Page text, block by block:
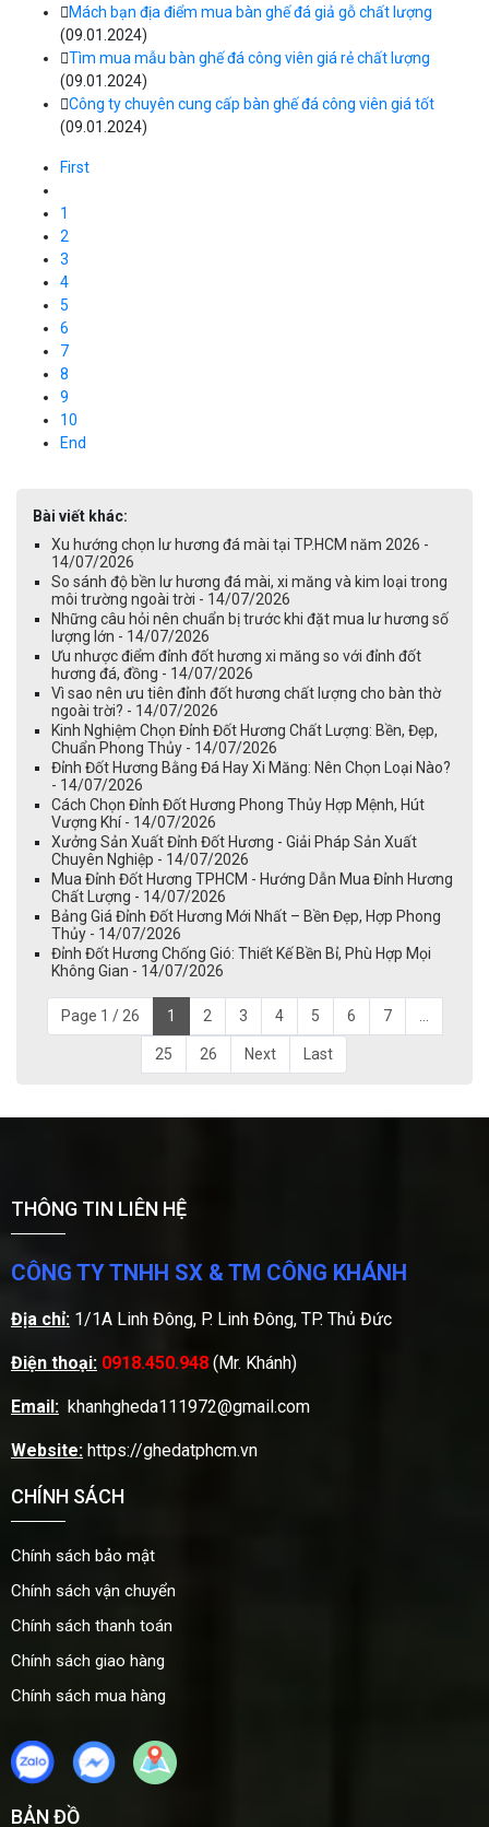
Mách bạn địa điểm mua bàn ghế đá giả gỗ chất lượng
(09.01.2024)
Tìm mua mẫu bàn ghế đá công viên giá rẻ chất lượng
(09.01.2024)
Công ty chuyên cung cấp bàn ghế đá công viên giá tốt
(09.01.2024)
First
1
2
3
4
5
6
7
8
9
10
End
Bài viết khác:
Xu hướng chọn lư hương đá mài tại TP.HCM năm 2026 -
14/07/2026
So sánh độ bền lư hương đá mài, xi măng và kim loại trong
môi trường ngoài trời - 14/07/2026
Những câu hỏi nên chuẩn bị trước khi đặt mua lư hương số
lượng lớn - 14/07/2026
Ưu nhược điểm đỉnh đốt hương xi măng so với đỉnh đốt
hương đá, đồng - 14/07/2026
Vì sao nên ưu tiên đỉnh đốt hương chất lượng cho bàn thờ
ngoài trời? - 14/07/2026
Kinh Nghiệm Chọn Đỉnh Đốt Hương Chất Lượng: Bền, Đẹp,
Chuẩn Phong Thủy - 14/07/2026
Đỉnh Đốt Hương Bằng Đá Hay Xi Măng: Nên Chọn Loại Nào?
- 14/07/2026
Cách Chọn Đỉnh Đốt Hương Phong Thủy Hợp Mệnh, Hút
Vượng Khí - 14/07/2026
Xưởng Sản Xuất Đỉnh Đốt Hương - Giải Pháp Sản Xuất
Chuyên Nghiệp - 14/07/2026
Mua Đỉnh Đốt Hương TPHCM - Hướng Dẫn Mua Đỉnh Hương
Chất Lượng - 14/07/2026
Bảng Giá Đỉnh Đốt Hương Mới Nhất – Bền Đẹp, Hợp Phong
Thủy - 14/07/2026
Đỉnh Đốt Hương Chống Gió: Thiết Kế Bền Bỉ, Phù Hợp Mọi
Không Gian - 14/07/2026
Page 1 / 26 1 2 3 4 5 6 7 ...
25 26 Next Last
THÔNG TIN LIÊN HỆ
CÔNG TY TNHH SX & TM CÔNG KHÁNH
Địa chỉ: 1/1A Linh Đông, P. Linh Đông, TP. Thủ Đức
Điện thoại: 0918.450.948 (Mr. Khánh)
Email: khanhgheda111972@gmail.com
Website: https://ghedatphcm.vn
CHÍNH SÁCH
Chính sách bảo mật
Chính sách vận chuyển
Chính sách thanh toán
Chính sách giao hàng
Chính sách mua hàng
BẢN ĐỒ